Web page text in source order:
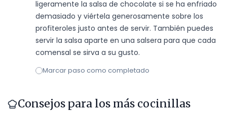
ligeramente la salsa de chocolate si se ha enfriado
demasiado y viértela generosamente sobre los
profiteroles justo antes de servir. También puedes
servir la salsa aparte en una salsera para que cada
comensal se sirva a su gusto.
Marcar paso como completado
Consejos para los más cocinillas